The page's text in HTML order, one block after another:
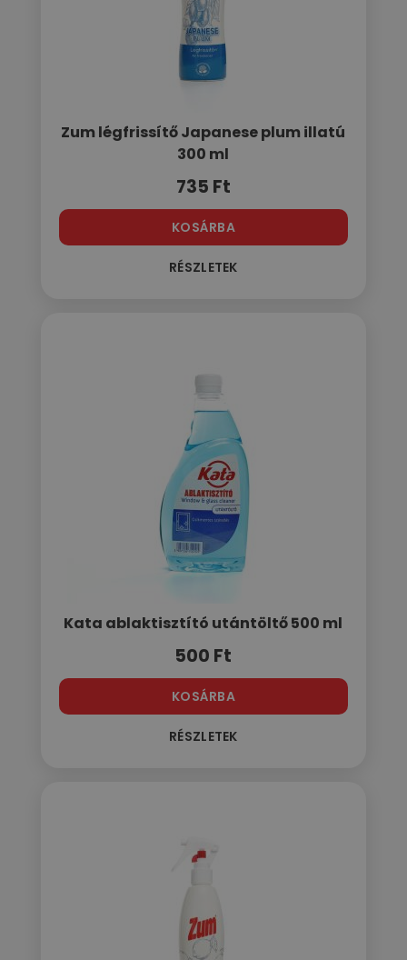
Zum légfrissítő Japanese plum illatú
300 ml
735 Ft
KOSÁRBA
RÉSZLETEK
Kata ablaktisztító utántöltő 500 ml
500 Ft
KOSÁRBA
RÉSZLETEK